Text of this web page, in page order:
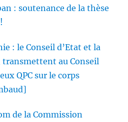
: soutenance de la thèse
: le Conseil d’Etat et la
transmettent au Conseil
QPC sur le corps
de la Commission